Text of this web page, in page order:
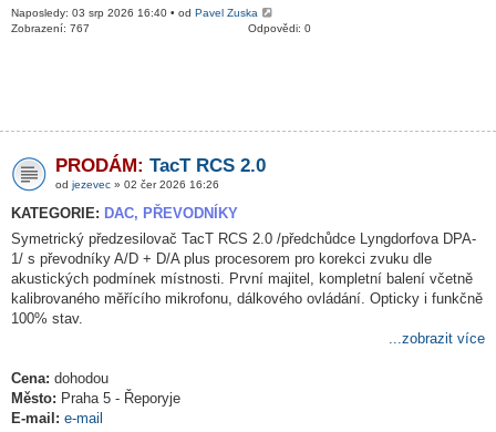
Naposledy: 03 srp 2026 16:40 • od Pavel Zuska
Odpovědi: 0
Zobrazení: 767
PRODÁM: TacT RCS 2.0
od jezevec » 02 čer 2026 16:26
KATEGORIE: DAC, PŘEVODNÍKY
Symetrický předzesilovač TacT RCS 2.0 /předchůdce Lyngdorfova DPA-
1/ s převodníky A/D + D/A plus procesorem pro korekci zvuku dle
akustických podmínek místnosti. První majitel, kompletní balení včetně
kalibrovaného měřícího mikrofonu, dálkového ovládání. Opticky i funkčně
100% stav.
...zobrazit více
Cena: dohodou
Město: Praha 5 - Řeporyje
E-mail: e-mail